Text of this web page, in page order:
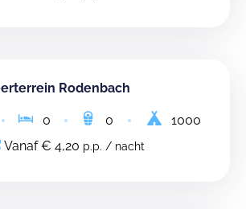
Rodenbach
0 0
1000
Vanaf € 4,20 p.p. / nacht